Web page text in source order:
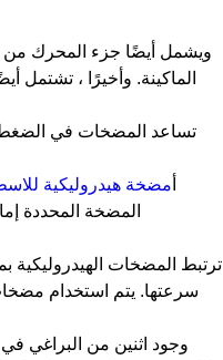
ويشمل أيضًا جزء المحرك من
الماكينة. وأخيرًا ، تشتمل
تساعد المضخات في الضغط
مضخة هيدروليكية
المضخة المحددة
ترتبط المضخات الهيدروليكية
سرعتها. يتم استخدام
وجود اثنين من البراغي